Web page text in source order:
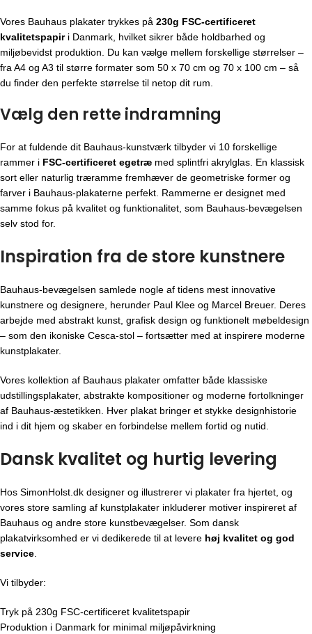
Vores Bauhaus plakater trykkes på 230g FSC-certificeret
kvalitetspapiri Danmark, hvilket sikrer både holdbarhed og
miljøbevidst produktion. Du kan vælge mellem forskellige størrelser –
fra A4 og A3 til større formater som 50 x 70 cm og 70 x 100 cm – så
du finder den perfekte størrelse til netop dit rum.
Vælg den rette indramning
For at fuldende dit Bauhaus-kunstværk tilbyder vi 10 forskellige
rammer i FSC-certificeret egetræ med splintfri akrylglas. En klassisk
sort eller naturlig træramme fremhæver de geometriske former og
farver i Bauhaus-plakaterne perfekt. Rammerne er designet med
samme fokus på kvalitet og funktionalitet, som Bauhaus-bevægelsen
selv stod for.
Inspiration fra de store kunstnere
Bauhaus-bevægelsen samlede nogle af tidens mest innovative
kunstnere og designere, herunder Paul Klee og Marcel Breuer. Deres
arbejde med abstrakt kunst, grafisk design og funktionelt møbeldesign
– som den ikoniske Cesca-stol – fortsætter med at inspirere moderne
kunstplakater.
Vores kollektion af Bauhaus plakater omfatter både klassiske
udstillingsplakater, abstrakte kompositioner og moderne fortolkninger
af Bauhaus-æstetikken. Hver plakat bringer et stykke designhistorie
ind i dit hjem og skaber en forbindelse mellem fortid og nutid.
Dansk kvalitet og hurtig levering
Hos SimonHolst.dk designer og illustrerer vi plakater fra hjertet, og
vores store samling af kunstplakater inkluderer motiver inspireret af
Bauhaus og andre store kunstbevægelser. Som dansk
plakatvirksomhed er vi dedikerede til at levere høj kvalitet og god
service
Vi tilbyder:
Tryk på 230g FSC-certificeret kvalitetspapir
Produktion i Danmark for minimal miljøpåvirkning